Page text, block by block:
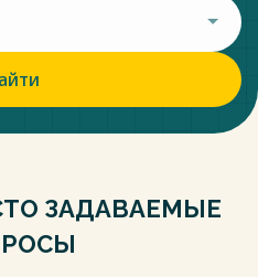
ЗАДАВАЕМЫЕ